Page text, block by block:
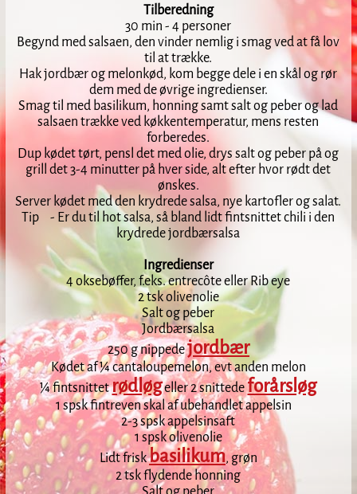
Tilberedning
30 min - 4 personer
Begynd med salsaen, den vinder nemlig i smag ved at få lov
til at trække.
Hak jordbær og melonkød, kom begge dele i en skål og rør
dem med de øvrige ingredienser.
Smag til med basilikum, honning samt salt og peber og lad
salsaen trække ved køkkentemperatur, mens resten
forberedes.
Dup kødet tørt, pensl det med olie, drys salt og peber på og
grill det 3-4 minutter på hver side, alt efter hvor rødt det
ønskes.
Server kødet med den krydrede salsa, nye kartofler og salat.
Tip - Er du til hot salsa, så bland lidt fintsnittet chili i den
krydrede jordbærsalsa
Ingredienser
4 oksebøffer, f.eks. entrecôte eller Rib eye
2 tsk olivenolie
Salt og peber
Jordbærsalsa
250 g nippedejordbær
Kødet af ¼ cantaloupemelon, evt anden melon
¼ fintsnittetrødløgeller 2 snittedeforårsløg
1 spsk fintreven skal af ubehandlet appelsin
2-3 spsk appelsinsaft
1 spsk olivenolie
Lidt friskbasilikum, grøn
2 tsk flydende honning